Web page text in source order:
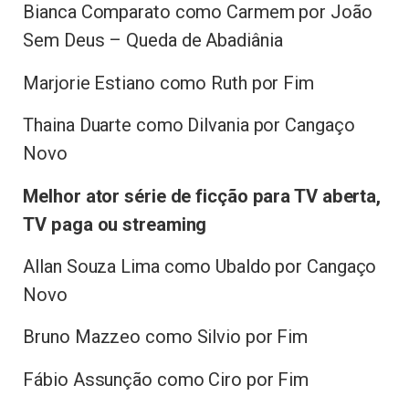
Bianca Comparato como Carmem por João
Sem Deus – Queda de Abadiânia
Marjorie Estiano como Ruth por Fim
Thaina Duarte como Dilvania por Cangaço
Novo
Melhor ator série de ficção para TV aberta,
TV paga ou streaming
Allan Souza Lima como Ubaldo por Cangaço
Novo
Bruno Mazzeo como Silvio por Fim
Fábio Assunção como Ciro por Fim